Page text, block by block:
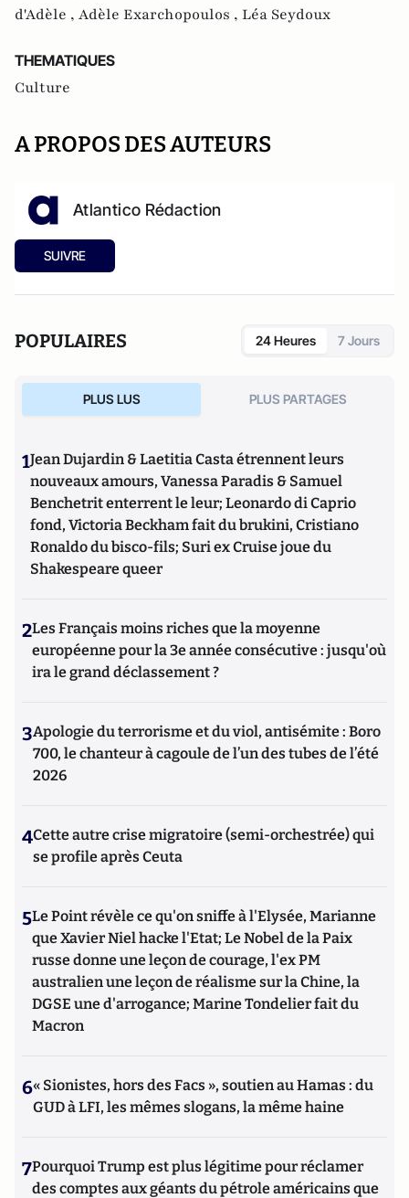
d'Adèle , Adèle Exarchopoulos , Léa Seydoux
THEMATIQUES
Culture
A PROPOS DES AUTEURS
Atlantico Rédaction
SUIVRE
POPULAIRES 24 Heures 7 Jours
PLUS LUS PLUS PARTAGES
1Jean Dujardin & Laetitia Casta étrennent leurs
nouveaux amours, Vanessa Paradis & Samuel
Benchetrit enterrent le leur; Leonardo di Caprio
fond, Victoria Beckham fait du brukini, Cristiano
Ronaldo du bisco-fils; Suri ex Cruise joue du
Shakespeare queer
2Les Français moins riches que la moyenne
européenne pour la 3e année consécutive : jusqu'où
ira le grand déclassement ?
3Apologie du terrorisme et du viol, antisémite : Boro
700, le chanteur à cagoule de l’un des tubes de l’été
2026
4Cette autre crise migratoire (semi-orchestrée) qui
se profile après Ceuta
5Le Point révèle ce qu'on sniffe à l'Elysée, Marianne
que Xavier Niel hacke l'Etat; Le Nobel de la Paix
russe donne une leçon de courage, l'ex PM
australien une leçon de réalisme sur la Chine, la
DGSE une d'arrogance; Marine Tondelier fait du
Macron
6« Sionistes, hors des Facs », soutien au Hamas : du
GUD à LFI, les mêmes slogans, la même haine
7Pourquoi Trump est plus légitime pour réclamer
des comptes aux géants du pétrole américains que